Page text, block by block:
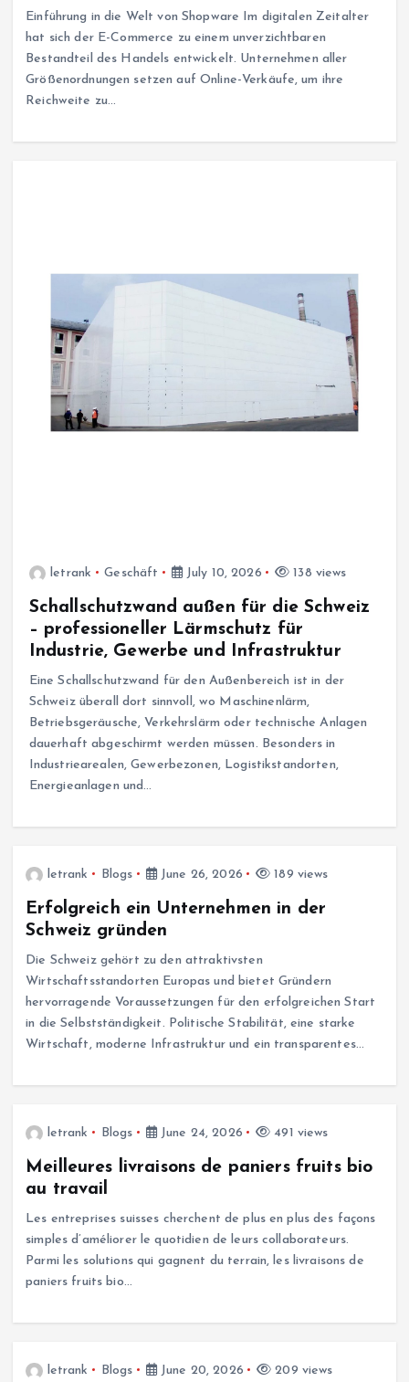
Einführung in die Welt von Shopware Im digitalen Zeitalter
hat sich der E-Commerce zu einem unverzichtbaren
Bestandteil des Handels entwickelt. Unternehmen aller
Größenordnungen setzen auf Online-Verkäufe, um ihre
Reichweite zu…
letrank Geschäft July 10, 2026 138 views
Schallschutzwand außen für die Schweiz
– professioneller Lärmschutz für
Industrie, Gewerbe und Infrastruktur
Eine Schallschutzwand für den Außenbereich ist in der
Schweiz überall dort sinnvoll, wo Maschinenlärm,
Betriebsgeräusche, Verkehrslärm oder technische Anlagen
dauerhaft abgeschirmt werden müssen. Besonders in
Industriearealen, Gewerbezonen, Logistikstandorten,
Energieanlagen und…
letrank Blogs June 26, 2026 189 views
Erfolgreich ein Unternehmen in der
Schweiz gründen
Die Schweiz gehört zu den attraktivsten
Wirtschaftsstandorten Europas und bietet Gründern
hervorragende Voraussetzungen für den erfolgreichen Start
in die Selbstständigkeit. Politische Stabilität, eine starke
Wirtschaft, moderne Infrastruktur und ein transparentes…
letrank Blogs June 24, 2026 491 views
Meilleures livraisons de paniers fruits bio
au travail
Les entreprises suisses cherchent de plus en plus des façons
simples d’améliorer le quotidien de leurs collaborateurs.
Parmi les solutions qui gagnent du terrain, les livraisons de
paniers fruits bio…
letrank Blogs June 20, 2026 209 views